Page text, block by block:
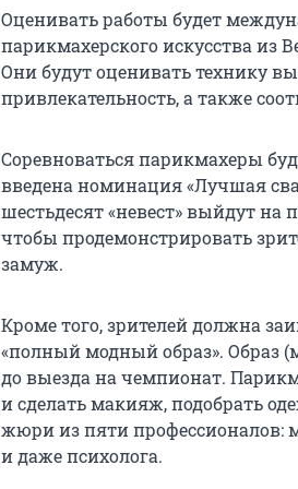
Оценивать работы будет
парикмахерского искусства из
Они будут оценивать технику
привлекательность, а также
Соревноваться парикмахеры
введена номинация «Лучшая
шестьдесят «невест» выйдут
чтобы продемонстрировать
замуж.
Кроме того, зрителей должна
«полный модный образ». Образ
до выезда на чемпионат.
и сделать макияж, подобрать
жюри из пяти профессионалов:
и даже психолога.